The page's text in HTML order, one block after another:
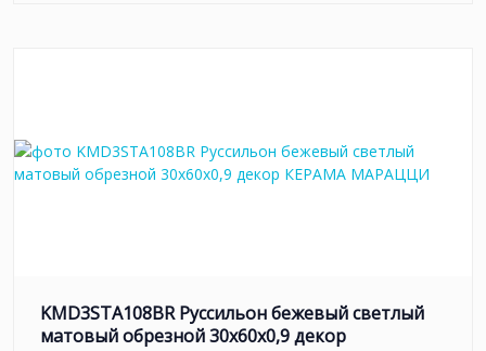
KMD3STA108BR Руссильон бежевый светлый
матовый обрезной 30x60x0,9 декор